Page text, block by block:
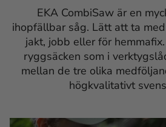
EKA CombiSaw är en
ihopfällbar såg. Lätt att ta
jakt, jobb eller för
ryggsäcken som i
mellan de tre olika
högkvalitativt